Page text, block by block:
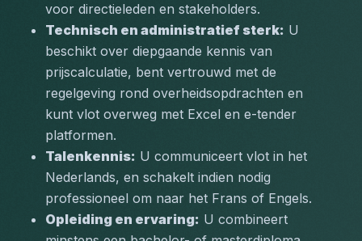
voor directieleden en stakeholders.
Technisch en administratief sterk: U
beschikt over diepgaande kennis van
prijscalculatie, bent vertrouwd met de
regelgeving rond overheidsopdrachten en
kunt vlot overweg met Excel en e-tender
platformen.
Talenkennis: U communiceert vlot in het
Nederlands, en schakelt indien nodig
professioneel om naar het Frans of Engels.
Opleiding en ervaring: U combineert